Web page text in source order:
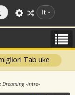
It
Tab uke
Dreaming -intro-